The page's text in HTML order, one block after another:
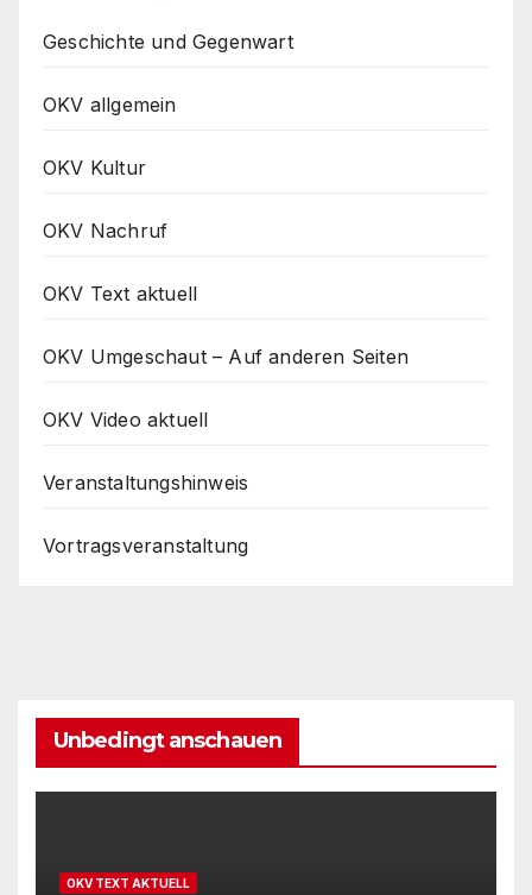
Geschichte und Gegenwart
OKV allgemein
OKV Kultur
OKV Nachruf
OKV Text aktuell
OKV Umgeschaut – Auf anderen Seiten
OKV Video aktuell
Veranstaltungshinweis
Vortragsveranstaltung
Unbedingt anschauen
OKV TEXT AKTUELL